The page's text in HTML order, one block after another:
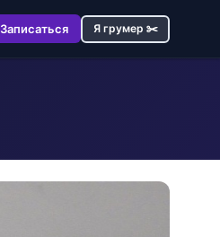
Записаться Я грумер ✂️